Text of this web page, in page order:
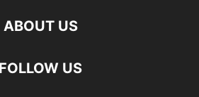
ABOUT US
FOLLOW US